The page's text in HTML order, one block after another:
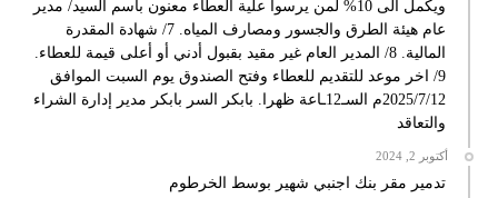
ويكمل الى 10% لمن يرسوا علية العطاء معنون باسم السيد/ مدير
عام هيئة الطرق والجسور ومصارف المياه. 7/ شهادة المقدرة
المالية. 8/ المدير العام غير مقيد بقبول أدني أو أعلى قيمة للعطاء.
9/ اخر موعد للتقديم للعطاء وفتح الصندوق يوم السبت الموافق
2025/7/12م السـ12ـاعة ظهرا. بابكر السر بابكر مدير إدارة الشراء
والتعاقد
أكتوبر 2, 2024
تدمير مقر بنك اجنبي شهير بوسط الخرطوم